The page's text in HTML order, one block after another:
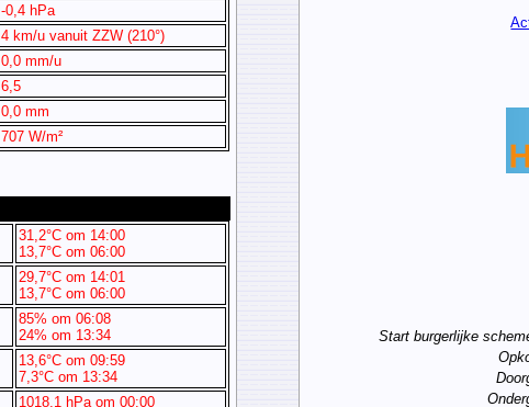
-0,4 hPa
4 km/u vanuit ZZW (210°)
0,0 mm/u
6,5
0,0 mm
707 W/m²
31,2°C om 14:00
13,7°C om 06:00
29,7°C om 14:01
13,7°C om 06:00
85% om 06:08
24% om 13:34
13,6°C om 09:59
7,3°C om 13:34
1018,1 hPa om 00:00
Start burgerlijke